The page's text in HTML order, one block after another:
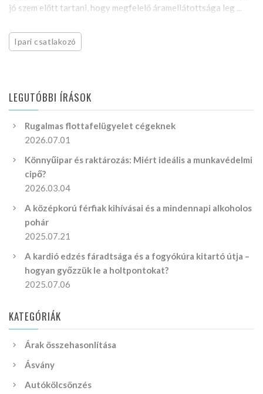
jó szem előtt tartani, hogy megfelelő áramellátottsága leg ...
Ipari csatlakozó
LEGUTÓBBI ÍRÁSOK
Rugalmas flottafelügyelet cégeknek
2026.07.01
Könnyűipar és raktározás: Miért ideális a munkavédelmi
cipő?
2026.03.04
A középkorú férfiak kihívásai és a mindennapi alkoholos
pohár
2025.07.21
A kardió edzés fáradtsága és a fogyókúra kitartó útja –
hogyan győzzük le a holtpontokat?
2025.07.06
KATEGÓRIÁK
Árak összehasonlítása
Ásvány
Autókölcsönzés